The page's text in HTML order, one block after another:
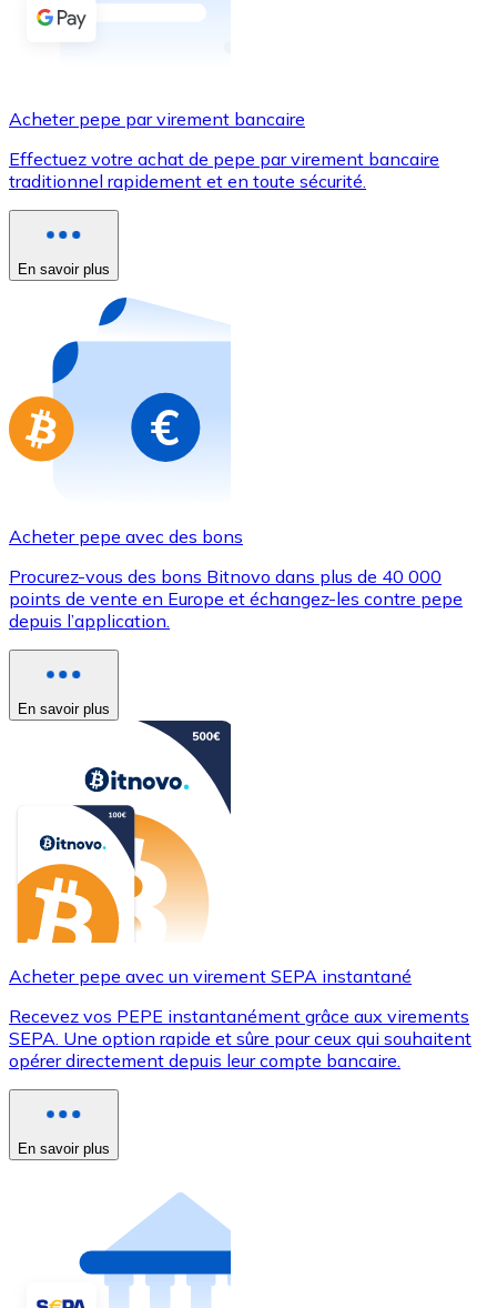
Virement SEPA
Utilisez les cartes Visa et Mastercard pour acheter
Acheter avec carte
Nouveau
Achetez des cartes-cadeaux de vos marques
Aller à la boutique de cartes-cadeaux
Acheter pepe par virement bancaire
Effectuez votre achat de pepe par virement bancaire
traditionnel rapidement et en toute sécurité.
En savoir plus
Acheter pepe avec des bons
Procurez-vous des bons Bitnovo dans plus de 40 000
points de vente en Europe et échangez-les contre pepe
depuis l’application.
En savoir plus
Acheter pepe avec un virement SEPA instantané
Recevez vos PEPE instantanément grâce aux virements
SEPA. Une option rapide et sûre pour ceux qui souhaitent
opérer directement depuis leur compte bancaire.
En savoir plus